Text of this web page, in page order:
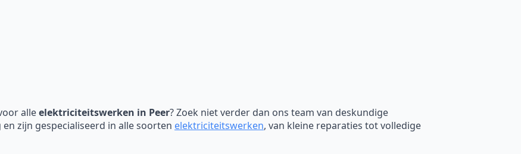
alleelektriciteitswerken in Peer? Zoek niet verder dan ons team van deskundige
zijn gespecialiseerd in alle soorten elektriciteitswerken, van kleine reparaties tot volledige